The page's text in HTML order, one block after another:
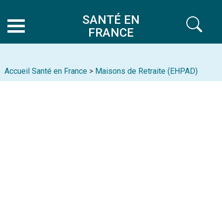
SANTÉ EN
FRANCE
Accueil Santé en France > Maisons de Retraite (EHPAD)